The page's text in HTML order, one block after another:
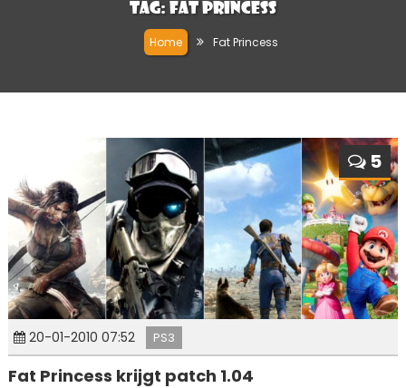
Tag: Fat Princess
Home Fat Princess
5
20-01-2010 07:52 PS3
Fat Princess krijgt patch 1.04